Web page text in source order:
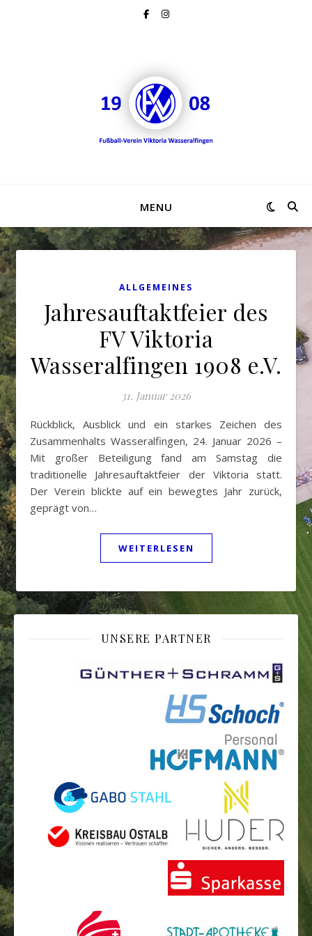
MENU
ALLGEMEINES
Jahresauftaktfeier des
FV Viktoria
Wasseralfingen 1908 e.V.
31. Januar 2026
Rückblick, Ausblick und ein starkes Zeichen des
Zusammenhalts Wasseralfingen, 24. Januar 2026 –
Mit großer Beteiligung fand am Samstag die
traditionelle Jahresauftaktfeier der Viktoria statt.
Der Verein blickte auf ein bewegtes Jahr zurück,
geprägt von…
WEITERLESEN
UNSERE PARTNER